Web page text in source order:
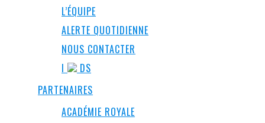
L’ÉQUIPE
ALERTE QUOTIDIENNE
NOUS CONTACTER
I
DS
PARTENAIRES
ACADÉMIE ROYALE